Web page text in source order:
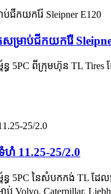
ម្រាប់ជីកយករ៉ែ
ពីក្រុមហ៊ុន TL Tires ដ
ហំ 11.25-25/2.0
5PC នៃសំបកកង់ TL ដែល
Caterpillar,